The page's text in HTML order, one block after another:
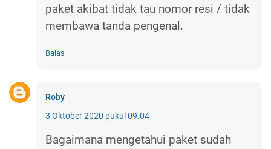
paket akibat tidak tau nomor resi / tidak
membawa tanda pengenal.
Balas
Roby
3 Oktober 2020 pukul 09.04
Bagaimana mengetahui paket sudah